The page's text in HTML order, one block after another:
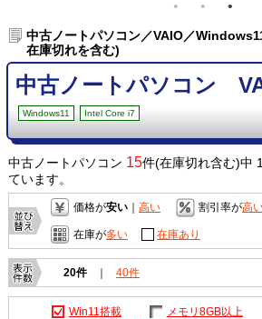
中古ノートパソコン／VAIO／
在庫切れを含む)
中古ノートパソコン
Windows11 Intel Core i7
中古ノートパソコン 15件(在庫切れ含む)中
ています。
価格が安い｜ 高い 割引率が高
在庫が多い 在庫あり
20件 ｜ 40件
Win11搭載
メモリ8GB以上